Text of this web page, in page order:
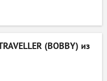
(BOBBY) из